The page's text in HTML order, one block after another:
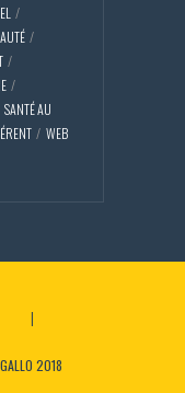
SANTÉ AU
WEB
2018